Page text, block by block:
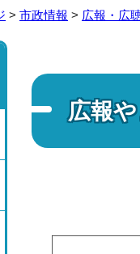
> 市政情報 > 広報・広
広報